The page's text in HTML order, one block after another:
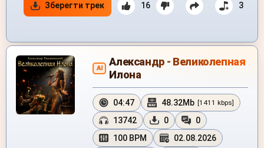
Зберегти трек 16 3
AI
Александр - Великолепная
Илона
04:47 48.32Mb [1411 kbps]
13742 0
0
100 BPM
02.08.2026